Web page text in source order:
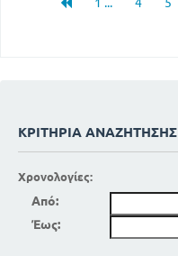
ΚΡΙΤΉΡΙΑ ΑΝΑΖΉΤΗΣΗΣ
Χρονολογίες:
Από:
Έως: